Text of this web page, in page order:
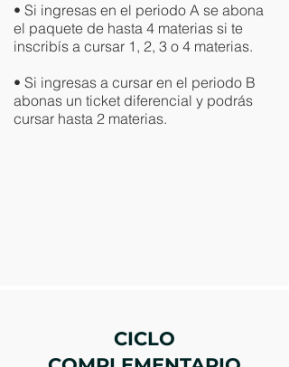
• Si ingresas en el periodo A se abona
el paquete de hasta 4 materias si te
inscribís a cursar 1, 2, 3 o 4 materias.​
• Si ingresas a cursar en el periodo B
abonas un ticket diferencial y podrás
cursar hasta 2 materias.​​
CICLO